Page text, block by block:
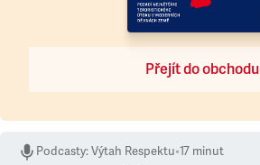
Přejít do obchodu
Podcasty:Výtah Respektu•17 minut